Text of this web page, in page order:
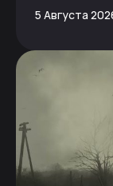
5 Августа